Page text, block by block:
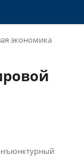
экономика